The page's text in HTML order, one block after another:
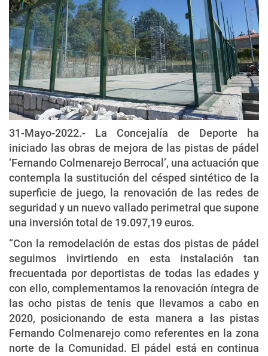
31-Mayo-2022.- La Concejalía de Deporte ha
iniciado las obras de mejora de las pistas de pádel
‘Fernando Colmenarejo Berrocal’, una actuación que
contempla la sustitución del césped sintético de la
superficie de juego, la renovación de las redes de
seguridad y un nuevo vallado perimetral que supone
una inversión total de 19.097,19 euros.
“Con la remodelación de estas dos pistas de pádel
seguimos invirtiendo en esta instalación tan
frecuentada por deportistas de todas las edades y
con ello, complementamos la renovación íntegra de
las ocho pistas de tenis que llevamos a cabo en
2020, posicionando de esta manera a las pistas
Fernando Colmenarejo como referentes en la zona
norte de la Comunidad. El pádel está en continua